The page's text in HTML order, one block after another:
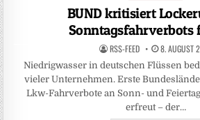
in
BUND kritisiert
Sonntagsfahrverbots
RSS-FEED 8. AUGUST
Niedrigwasser in deutschen Flüssen
vieler Unternehmen. Erste
Lkw-Fahrverbote an Sonn- und
erfreut – der…